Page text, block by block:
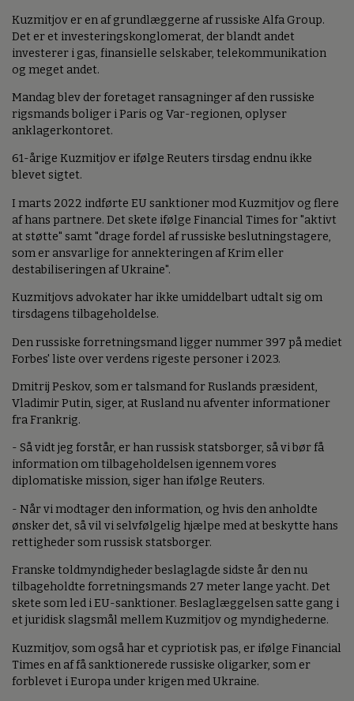
Kuzmitjov er en af grundlæggerne af russiske Alfa Group.
Det er et investeringskonglomerat, der blandt andet
investerer i gas, finansielle selskaber, telekommunikation
og meget andet.
Mandag blev der foretaget ransagninger af den russiske
rigsmands boliger i Paris og Var-regionen, oplyser
anklagerkontoret.
61-årige Kuzmitjov er ifølge Reuters tirsdag endnu ikke
blevet sigtet.
I marts 2022 indførte EU sanktioner mod Kuzmitjov og flere
af hans partnere. Det skete ifølge Financial Times for "aktivt
at støtte" samt "drage fordel af russiske beslutningstagere,
som er ansvarlige for annekteringen af Krim eller
destabiliseringen af Ukraine".
Kuzmitjovs advokater har ikke umiddelbart udtalt sig om
tirsdagens tilbageholdelse.
Den russiske forretningsmand ligger nummer 397 på mediet
Forbes' liste over verdens rigeste personer i 2023.
Dmitrij Peskov, som er talsmand for Ruslands præsident,
Vladimir Putin, siger, at Rusland nu afventer informationer
fra Frankrig.
- Så vidt jeg forstår, er han russisk statsborger, så vi bør få
information om tilbageholdelsen igennem vores
diplomatiske mission, siger han ifølge Reuters.
- Når vi modtager den information, og hvis den anholdte
ønsker det, så vil vi selvfølgelig hjælpe med at beskytte hans
rettigheder som russisk statsborger.
Franske toldmyndigheder beslaglagde sidste år den nu
tilbageholdte forretningsmands 27 meter lange yacht. Det
skete som led i EU-sanktioner. Beslaglæggelsen satte gang i
et juridisk slagsmål mellem Kuzmitjov og myndighederne.
Kuzmitjov, som også har et cypriotisk pas, er ifølge Financial
Times en af få sanktionerede russiske oligarker, som er
forblevet i Europa under krigen med Ukraine.